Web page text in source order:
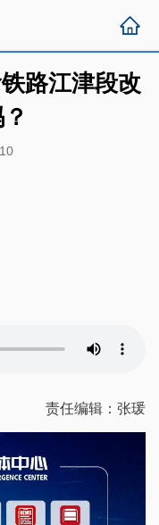
路江津段改
责任编辑：张瑗